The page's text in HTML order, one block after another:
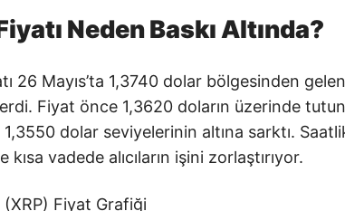
Neden Baskı Altında?
26 Mayıs’ta 1,3740 dolar bölgesinden
Fiyat önce 1,3620 doların üzerinde
dolar seviyelerinin altına sarktı.
kısa vadede alıcıların işini zorlaştırıyor.